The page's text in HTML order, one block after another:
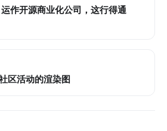
作开源商业化公司，这行得通
区活动的渲染图